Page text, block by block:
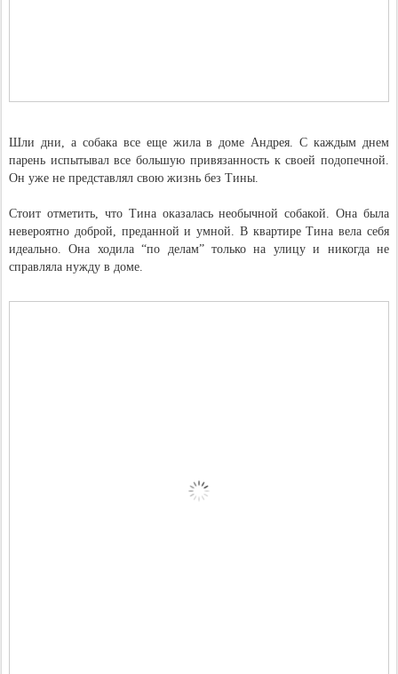
Шли дни, а собака все еще жила в доме Андрея. С каждым днем
парень испытывал все большую привязанность к своей подопечной.
Он уже не представлял свою жизнь без Тины.
Стоит отметить, что Тина оказалась необычной собакой. Она была
невероятно доброй, преданной и умной. В квартире Тина вела себя
идеально. Она ходила “по делам” только на улицу и никогда не
справляла нужду в доме.